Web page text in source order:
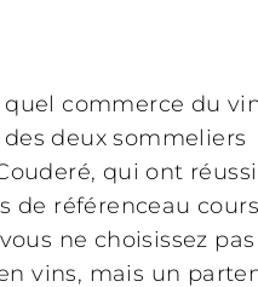
commerce du
des deuxsommeliers
qui ont
de référenceau
ne choisissez pas
vins, mais un